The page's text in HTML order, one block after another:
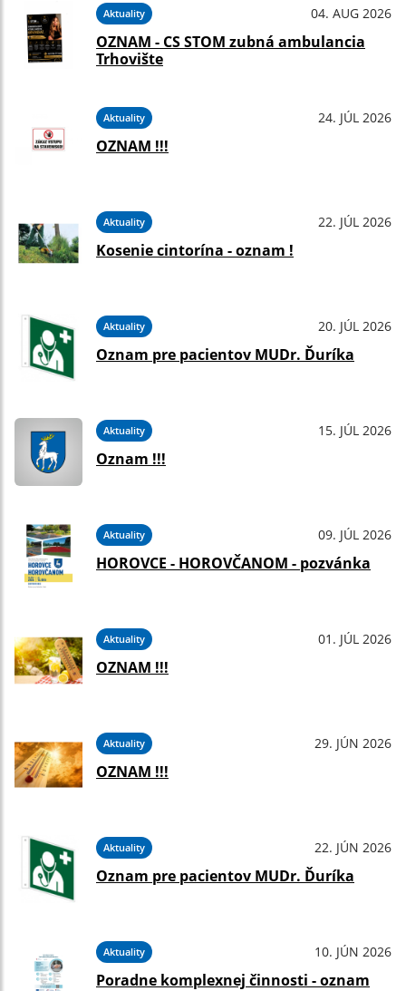
Aktuality 04. AUG 2026
OZNAM - CS STOM zubná ambulancia
Trhovište
Aktuality 24. JÚL 2026
OZNAM !!!
Aktuality 22. JÚL 2026
Kosenie cintorína - oznam !
Aktuality 20. JÚL 2026
Oznam pre pacientov MUDr. Ďuríka
Aktuality 15. JÚL 2026
Oznam !!!
Aktuality 09. JÚL 2026
HOROVCE - HOROVČANOM - pozvánka
Aktuality 01. JÚL 2026
OZNAM !!!
Aktuality 29. JÚN 2026
OZNAM !!!
Aktuality 22. JÚN 2026
Oznam pre pacientov MUDr. Ďuríka
Aktuality 10. JÚN 2026
Poradne komplexnej činnosti - oznam